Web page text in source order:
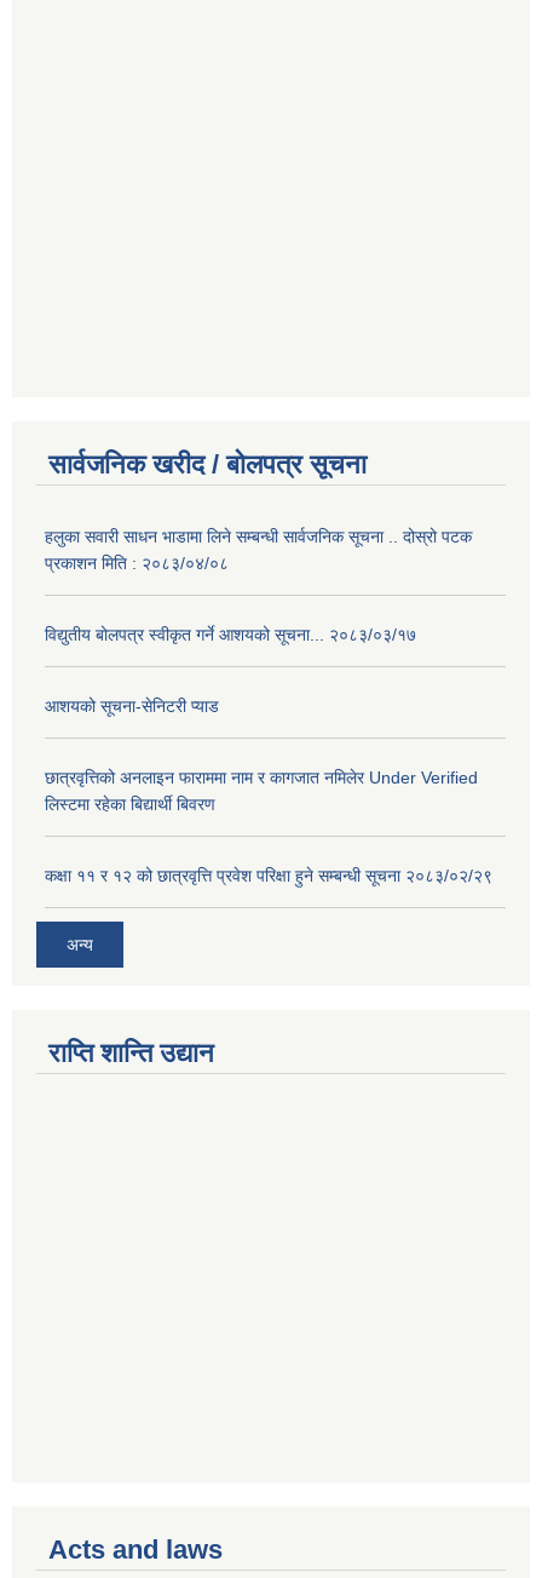
सार्वजनिक खरीद / बोलपत्र सूचना
हलुका सवारी साधन भाडामा लिने सम्बन्धी सार्वजनिक सूचना .. दोस्रो पटक
प्रकाशन मिति : २०८३/०४/०८
विद्युतीय बोलपत्र स्वीकृत गर्ने आशयको सूचना... २०८३/०३/१७
आशयको सूचना-सेनिटरी प्याड
छात्रवृत्तिको अनलाइन फाराममा नाम र कागजात नमिलेर Under Verified
लिस्टमा रहेका बिद्यार्थी बिवरण
कक्षा ११ र १२ को छात्रवृत्ति प्रवेश परिक्षा हुने सम्बन्धी सूचना २०८३/०२/२९
अन्य
राप्ति शान्ति उद्यान
Acts and laws